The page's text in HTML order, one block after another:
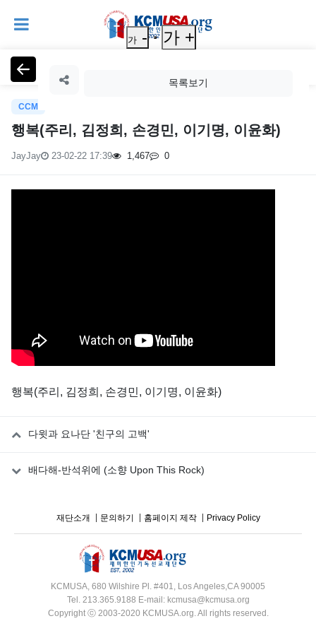
찬송/CCM
가 - 가 +
목록보기
CCM
행복(주리, 김정희, 손경민, 이기명, 이윤화)
페
정
JayJay 23-02-22 17:39 1,467 0
행복(주리, 김정희, 손경민, 이기명, 이윤화)
다윗과 요나단 '친구의 고백'
배다해-반석위에 (소향 Upon This Rock)
재단소개 문의하기 홈페이지 제작 Privacy Policy
KCMUSA, 680 Wilshire Pl. #401, Los Angeles,CA 90005
Tel. 213.365.9188 E-mail: kcmusa@kcmusa.org
Copyright ⓒ 2003-2020 KCMUSA.org. All rights reserved.